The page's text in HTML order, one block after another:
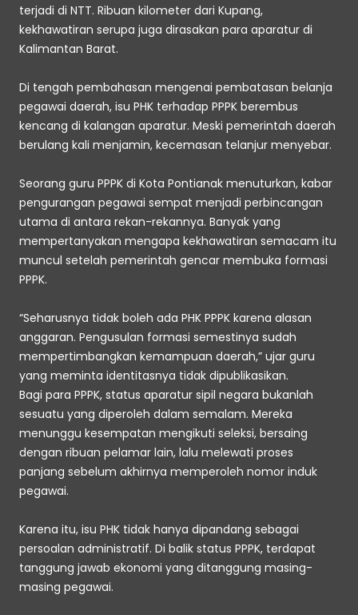
terjadi di NTT. Ribuan kilometer dari Kupang,
kekhawatiran serupa juga dirasakan para aparatur di
Kalimantan Barat.
Di tengah pembahasan mengenai pembatasan belanja
pegawai daerah, isu PHK terhadap PPPK berembus
kencang di kalangan aparatur. Meski pemerintah daerah
berulang kali menjamin, kecemasan telanjur menyebar.
Seorang guru PPPK di Kota Pontianak menuturkan, kabar
pengurangan pegawai sempat menjadi perbincangan
utama di antara rekan-rekannya. Banyak yang
mempertanyakan mengapa kekhawatiran semacam itu
muncul setelah pemerintah gencar membuka formasi
PPPK.
“Seharusnya tidak boleh ada PHK PPPK karena alasan
anggaran. Pengusulan formasi semestinya sudah
mempertimbangkan kemampuan daerah,” ujar guru
yang meminta identitasnya tidak dipublikasikan.
Bagi para PPPK, status aparatur sipil negara bukanlah
sesuatu yang diperoleh dalam semalam. Mereka
menunggu kesempatan mengikuti seleksi, bersaing
dengan ribuan pelamar lain, lalu melewati proses
panjang sebelum akhirnya memperoleh nomor induk
pegawai.
Karena itu, isu PHK tidak hanya dipandang sebagai
persoalan administratif. Di balik status PPPK, terdapat
tanggung jawab ekonomi yang ditanggung masing-
masing pegawai.